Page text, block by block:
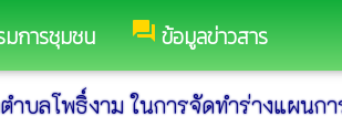
การชุมชน forum ข้อมูลข่าวสาร
บลโพธิ์งาม ในการจัดทำร่างแผนก